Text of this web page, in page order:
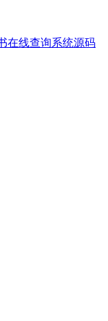
在线查询系统源码